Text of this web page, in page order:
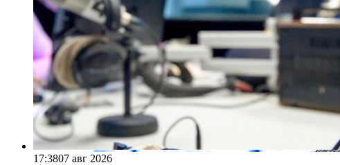
17:3807 авг 2026